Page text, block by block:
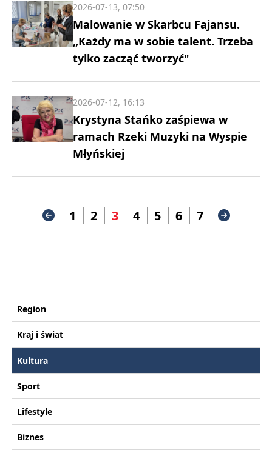
Malowanie w Skarbcu Fajansu.
„Każdy ma w sobie talent. Trzeba
tylko zacząć tworzyć"
2026-07-13, 07:50
Krystyna Stańko zaśpiewa w
ramach Rzeki Muzyki na Wyspie
Młyńskiej
2026-07-12, 16:13
1 2 3 4 5 6 7
Region
Kraj i świat
Kultura
Sport
Lifestyle
Biznes